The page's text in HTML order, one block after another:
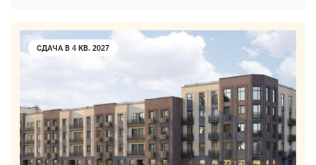
СДАЧА В 4 КВ. 2027